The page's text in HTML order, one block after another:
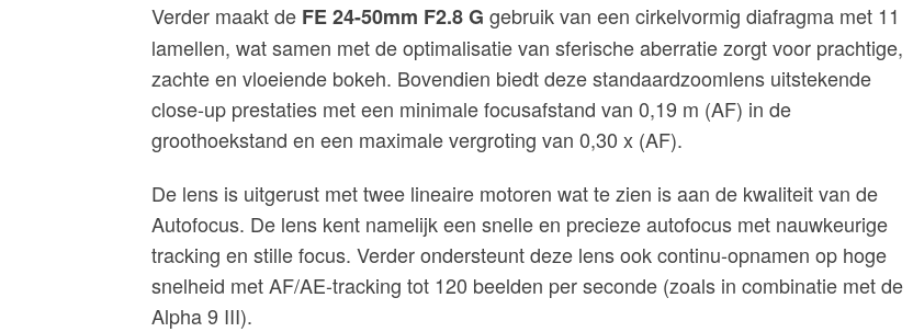
Verder maakt de FE 24-50mm F2.8 G gebruik van een cirkelvormig diafragma met 11
lamellen, wat samen met de optimalisatie van sferische aberratie zorgt voor prachtige,
zachte en vloeiende bokeh. Bovendien biedt deze standaardzoomlens uitstekende
close-up prestaties met een minimale focusafstand van 0,19 m (AF) in de
groothoekstand en een maximale vergroting van 0,30 x (AF).
De lens is uitgerust met twee lineaire motoren wat te zien is aan de kwaliteit van de
Autofocus. De lens kent namelijk een snelle en precieze autofocus met nauwkeurige
tracking en stille focus. Verder ondersteunt deze lens ook continu-opnamen op hoge
snelheid met AF/AE-tracking tot 120 beelden per seconde (zoals in combinatie met de
Alpha 9 III).